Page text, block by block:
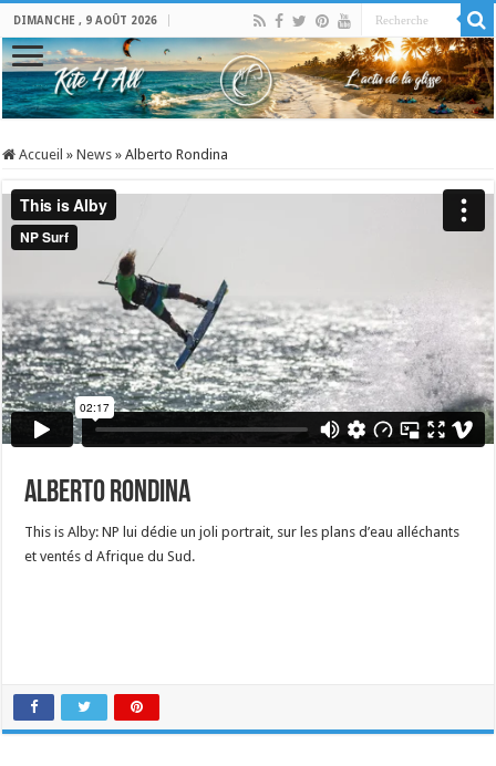
DIMANCHE , 9 AOÛT 2026
Accueil » News » Alberto Rondina
Alberto Rondina
This is Alby:NP lui dédie un joli portrait, sur les plans d’eau alléchants
et ventésd Afrique du Sud.